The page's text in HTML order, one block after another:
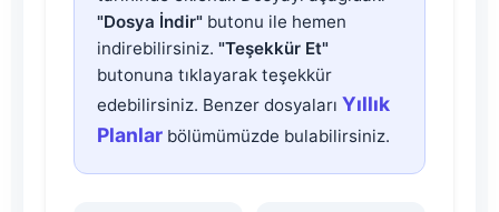
Dersi
2020
Yılı
"Dosya İndir" butonu ile hemen
indirebilirsiniz. "Teşekkür Et"
butonuna tıklayarak teşekkür
edebilirsiniz. Benzer dosyaları Yıllık
Planlar bölümümüzde bulabilirsiniz.